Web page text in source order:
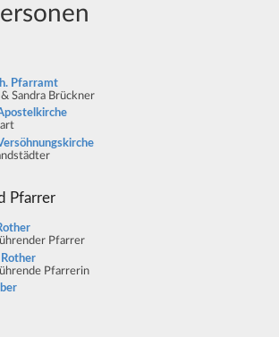
Pfarramt
Sandra Brückner
Pfarrer
Pfarrer
Rother
Pfarrerin